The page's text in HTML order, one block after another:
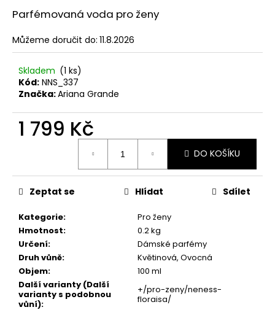
hvězdiček.
Parfémovaná voda pro ženy
Můžeme doručit do: 11.8.2026
Skladem (1 ks)
Kód: NNS_337
Značka:Ariana Grande
1 799 Kč
DO KOŠÍKU
Kategorie:
Pro ženy
Hmotnost:
0.2 kg
Určení:
Dámské parfémy
Druh vůně:
Květinová, Ovocná
Objem:
100 ml
Další varianty (Další
varianty s podobnou
vůní):
+/pro-zeny/neness-
floraisa/
Zeptat se Hlídat Sdílet
o
r
u
č
u
e
e
129
Kč